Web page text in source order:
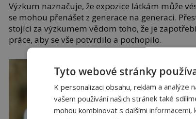
Výzkum naznačuje, že expozice látkám může
se mohou přenášet z generace na generaci.
stojící za výzkumem vědom toho, že je
práce, aby se vše potvrdilo a pochopilo.
Tyto webové stránky
K personalizaci obsahu, reklam a analýze
vašem používání našich stránek také
mohou kombinovat s dalšími